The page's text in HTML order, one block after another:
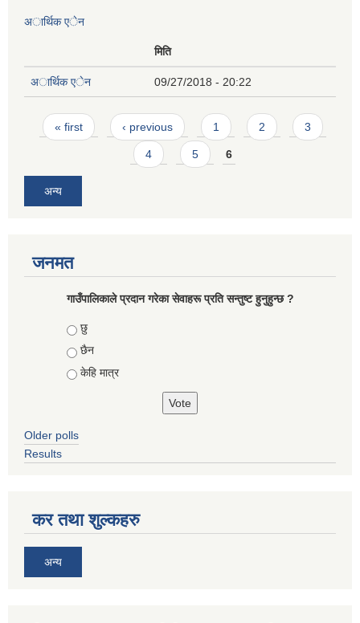
अार्थिक एेन
मिति
अार्थिक एेन 09/27/2018 - 20:22
Pages
« first ‹ previous 1 2 3
4 5 6
अन्य
जनमत
गाउँपालिकाले प्रदान गरेका सेवाहरू प्रति सन्तुष्ट हुनुहुन्छ ?
Choices
छु
छैन
केहि मात्र
Older polls
Results
कर तथा शुल्कहरु
अन्य